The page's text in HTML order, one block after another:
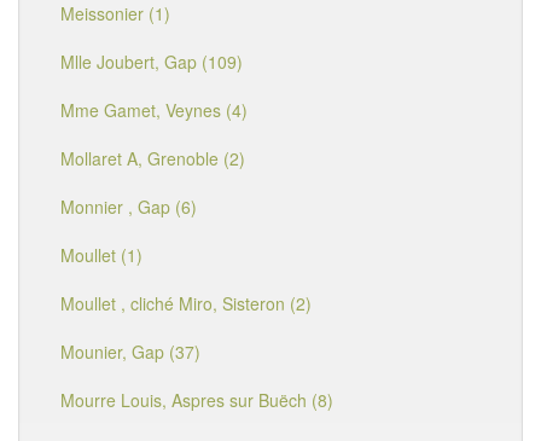
Meissonier (1)
Mlle Joubert, Gap (109)
Mme Gamet, Veynes (4)
Mollaret A, Grenoble (2)
Monnier , Gap (6)
Moullet (1)
Moullet , cliché Miro, Sisteron (2)
Mounier, Gap (37)
Mourre Louis, Aspres sur Buëch (8)